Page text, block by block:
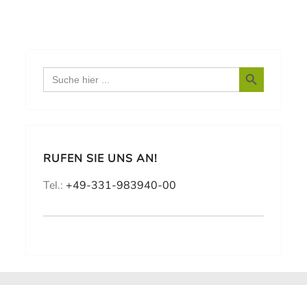
Search
for:
Search Button
RUFEN SIE UNS AN!
Tel.: +49-331-983940-00